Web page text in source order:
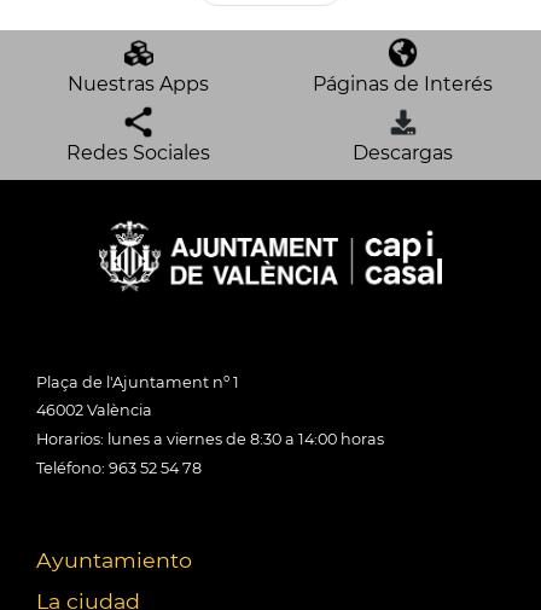
Nuestras Apps Páginas de Interés
Redes Sociales Descargas
Plaça de l'Ajuntament nº 1
46002 València
Horarios: lunes a viernes de 8:30 a 14:00 horas
Teléfono: 963 52 54 78
Ayuntamiento
La ciudad